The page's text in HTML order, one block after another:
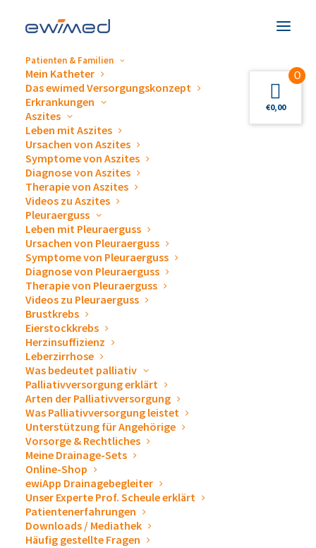
Patienten & Familien
Mein Katheter
Das ewimed Versorgungskonzept
Erkrankungen
Aszites
Leben mit Aszites
Ursachen von Aszites
Symptome von Aszites
Diagnose von Aszites
Therapie von Aszites
Videos zu Aszites
Pleuraerguss
Leben mit Pleuraerguss
Ursachen von Pleuraerguss
Symptome von Pleuraerguss
Diagnose von Pleuraerguss
Therapie von Pleuraerguss
Videos zu Pleuraerguss
Brustkrebs
Eierstockkrebs
Herzinsuffizienz
Leberzirrhose
Was bedeutet palliativ
Palliativversorgung erklärt
Arten der Palliativversorgung
Was Palliativversorgung leistet
Unterstützung für Angehörige
Vorsorge & Rechtliches
Meine Drainage-Sets
Online-Shop
ewiApp Drainagebegleiter
Unser Experte Prof. Scheule erklärt
Patientenerfahrungen
Downloads / Mediathek
Häufig gestellte Fragen
Beschreibung
ewimed Drainage-Set,
2000 ml
Das ewimed Drainage-Set,
2000 ml
Das ewimed Schwerkraftreservoir sorgt für eine
schonende Ableitung von Aszites und Pleuraergüssen.
0
€0,00